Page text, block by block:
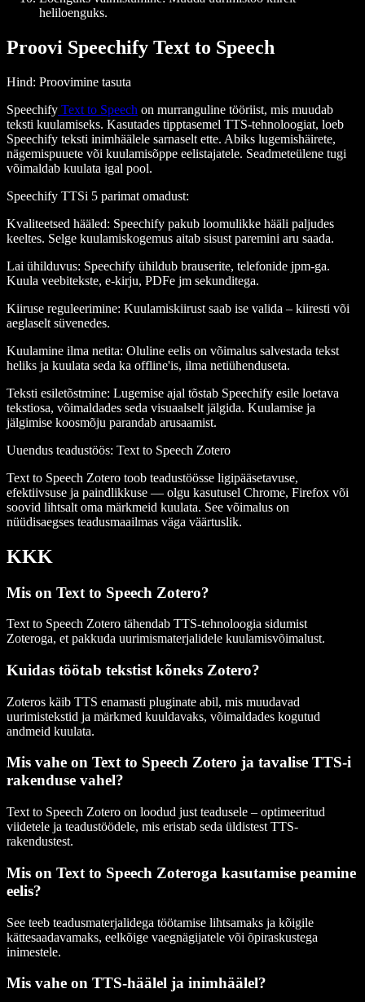
heliloenguks.
Proovi Speechify Text to Speech
Hind: Proovimine tasuta
Speechify Text to Speech on murranguline tööriist, mis muudab
teksti kuulamiseks. Kasutades tipptasemel TTS-tehnoloogiat, loeb
Speechify teksti inimhäälele sarnaselt ette. Abiks lugemishäirete,
nägemispuuete või kuulamisõppe eelistajatele. Seadmeteülene tugi
võimaldab kuulata igal pool.
Speechify TTSi 5 parimat omadust:
Kvaliteetsed hääled: Speechify pakub loomulikke hääli paljudes
keeltes. Selge kuulamiskogemus aitab sisust paremini aru saada.
Lai ühilduvus: Speechify ühildub brauserite, telefonide jpm-ga.
Kuula veebitekste, e-kirju, PDFe jm sekunditega.
Kiiruse reguleerimine: Kuulamiskiirust saab ise valida – kiiresti või
aeglaselt süvenedes.
Kuulamine ilma netita: Oluline eelis on võimalus salvestada tekst
heliks ja kuulata seda ka offline'is, ilma netiühenduseta.
Teksti esiletõstmine: Lugemise ajal tõstab Speechify esile loetava
tekstiosa, võimaldades seda visuaalselt jälgida. Kuulamise ja
jälgimise koosmõju parandab arusaamist.
Uuendus teadustöös: Text to Speech Zotero
Text to Speech Zotero toob teadustöösse ligipääsetavuse,
efektiivsuse ja paindlikkuse — olgu kasutusel Chrome, Firefox või
soovid lihtsalt oma märkmeid kuulata. See võimalus on
nüüdisaegses teadusmaailmas väga väärtuslik.
KKK
Mis on Text to Speech Zotero?
Text to Speech Zotero tähendab TTS-tehnoloogia sidumist
Zoteroga, et pakkuda uurimismaterjalidele kuulamisvõimalust.
Kuidas töötab tekstist kõneks Zotero?
Zoteros käib TTS enamasti pluginate abil, mis muudavad
uurimistekstid ja märkmed kuuldavaks, võimaldades kogutud
andmeid kuulata.
Mis vahe on Text to Speech Zotero ja tavalise TTS-i
rakenduse vahel?
Text to Speech Zotero on loodud just teadusele – optimeeritud
viidetele ja teadustöödele, mis eristab seda üldistest TTS-
rakendustest.
Mis on Text to Speech Zoteroga kasutamise peamine
eelis?
See teeb teadusmaterjalidega töötamise lihtsamaks ja kõigile
kättesaadavamaks, eelkõige vaegnägijatele või õpiraskustega
inimestele.
Mis vahe on TTS-häälel ja inimhäälel?